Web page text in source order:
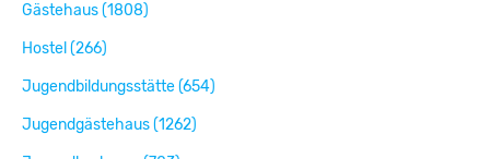
Gästehaus (1808)
Hostel (266)
Jugendbildungsstätte (654)
Jugendgästehaus (1262)